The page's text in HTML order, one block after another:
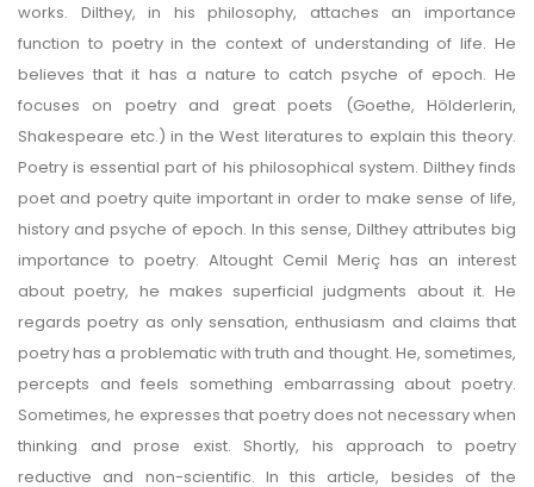
works. Dilthey, in his philosophy, attaches an importance
function to poetry in the context of understanding of life. He
believes that it has a nature to catch psyche of epoch. He
focuses on poetry and great poets (Goethe, Hölderlerin,
Shakespeare etc.) in the West literatures to explain this theory.
Poetry is essential part of his philosophical system. Dilthey finds
poet and poetry quite important in order to make sense of life,
history and psyche of epoch. In this sense, Dilthey attributes big
importance to poetry. Altought Cemil Meriç has an interest
about poetry, he makes superficial judgments about it. He
regards poetry as only sensation, enthusiasm and claims that
poetry has a problematic with truth and thought. He, sometimes,
percepts and feels something embarrassing about poetry.
Sometimes, he expresses that poetry does not necessary when
thinking and prose exist. Shortly, his approach to poetry
reductive and non-scientific. In this article, besides of the